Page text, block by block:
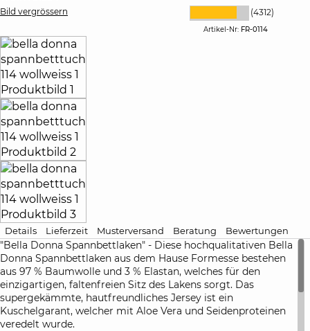
Bild vergrössern (4312)
Artikel-Nr: FR-0114
Details Lieferzeit Musterversand Beratung Bewertungen
"Bella Donna Spannbettlaken" - Diese hochqualitativen Bella
Donna Spannbettlaken aus dem Hause Formesse bestehen
aus 97 % Baumwolle und 3 % Elastan, welches für den
einzigartigen, faltenfreien Sitz des Lakens sorgt. Das
supergekämmte, hautfreundliches Jersey ist ein
Kuschelgarant, welcher mit Aloe Vera und Seidenproteinen
veredelt wurde.